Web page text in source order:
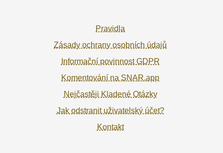
Pravidla
Zásady ochrany osobních údajů
Informační povinnost GDPR
Komentování na SNAR.app
Nejčastěji Kladené Otázky
Jak odstranit uživatelský účet?
Kontakt